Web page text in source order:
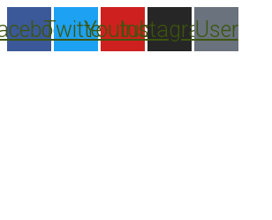
to
content
TwitterYoutube
Instagram
User